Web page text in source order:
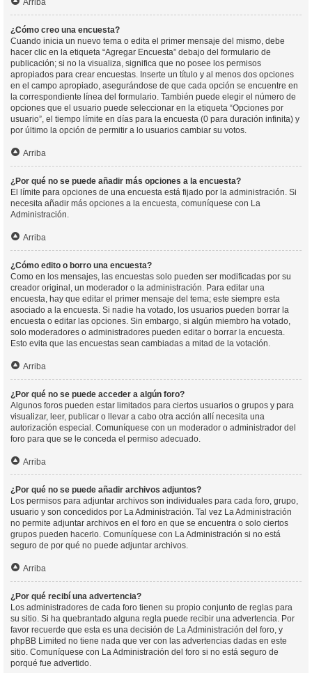
Arriba
¿Cómo creo una encuesta?
Cuando inicia un nuevo tema o edita el primer mensaje del mismo, debe
hacer clic en la etiqueta “Agregar Encuesta” debajo del formulario de
publicación; si no la visualiza, significa que no posee los permisos
apropiados para crear encuestas. Inserte un título y al menos dos opciones
en el campo apropiado, asegurándose de que cada opción se encuentre en
la correspondiente línea del formulario. También puede elegir el número de
opciones que el usuario puede seleccionar en la etiqueta “Opciones por
usuario”, el tiempo límite en días para la encuesta (0 para duración infinita) y
por último la opción de permitir a lo usuarios cambiar su votos.
Arriba
¿Por qué no se puede añadir más opciones a la encuesta?
El límite para opciones de una encuesta está fijado por la administración. Si
necesita añadir más opciones a la encuesta, comuníquese con La
Administración.
Arriba
¿Cómo edito o borro una encuesta?
Como en los mensajes, las encuestas solo pueden ser modificadas por su
creador original, un moderador o la administración. Para editar una
encuesta, hay que editar el primer mensaje del tema; este siempre esta
asociado a la encuesta. Si nadie ha votado, los usuarios pueden borrar la
encuesta o editar las opciones. Sin embargo, si algún miembro ha votado,
solo moderadores o administradores pueden editar o borrar la encuesta.
Esto evita que las encuestas sean cambiadas a mitad de la votación.
Arriba
¿Por qué no se puede acceder a algún foro?
Algunos foros pueden estar limitados para ciertos usuarios o grupos y para
visualizar, leer, publicar o llevar a cabo otra acción allí necesita una
autorización especial. Comuníquese con un moderador o administrador del
foro para que se le conceda el permiso adecuado.
Arriba
¿Por qué no se puede añadir archivos adjuntos?
Los permisos para adjuntar archivos son individuales para cada foro, grupo,
usuario y son concedidos por La Administración. Tal vez La Administración
no permite adjuntar archivos en el foro en que se encuentra o solo ciertos
grupos pueden hacerlo. Comuníquese con La Administración si no está
seguro de por qué no puede adjuntar archivos.
Arriba
¿Por qué recibí una advertencia?
Los administradores de cada foro tienen su propio conjunto de reglas para
su sitio. Si ha quebrantado alguna regla puede recibir una advertencia. Por
favor recuerde que esta es una decisión de La Administración del foro, y
phpBB Limited no tiene nada que ver con las advertencias dadas en este
sitio. Comuníquese con La Administración del foro si no está seguro de
porqué fue advertido.